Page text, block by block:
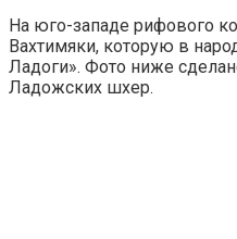
На юго-западе рифового
Вахтимяки, которую в
Ладоги». Фото ниже
Ладожских шхер.